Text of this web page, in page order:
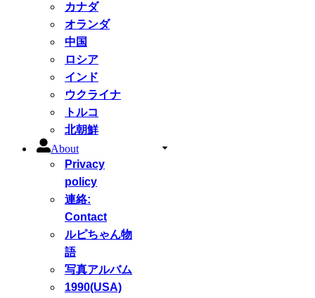
カナダ
オランダ
中国
ロシア
インド
ウクライナ
トルコ
北朝鮮
About
Privacy
policy
連絡:
Contact
ルピちゃん物
語
写真アルバム
1990(USA)